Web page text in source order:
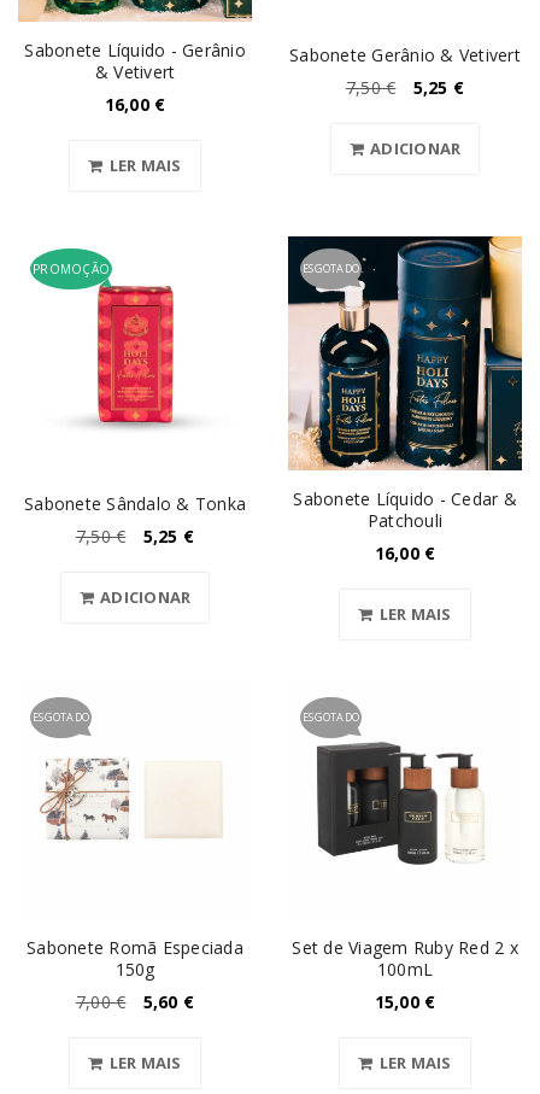
Sabonete Líquido - Gerânio
& Vetivert
16,00 €
LER MAIS
Sabonete Gerânio & Vetivert
7,50€ 5,25 €
ADICIONAR
PROMOÇÃO
Sabonete Sândalo & Tonka
7,50€ 5,25 €
ADICIONAR
ESGOTADO
Sabonete Líquido - Cedar &
Patchouli
16,00 €
LER MAIS
ESGOTADO
Sabonete Romã Especiada
150g
7,00€ 5,60 €
LER MAIS
ESGOTADO
Set de Viagem Ruby Red 2 x
100mL
15,00 €
LER MAIS